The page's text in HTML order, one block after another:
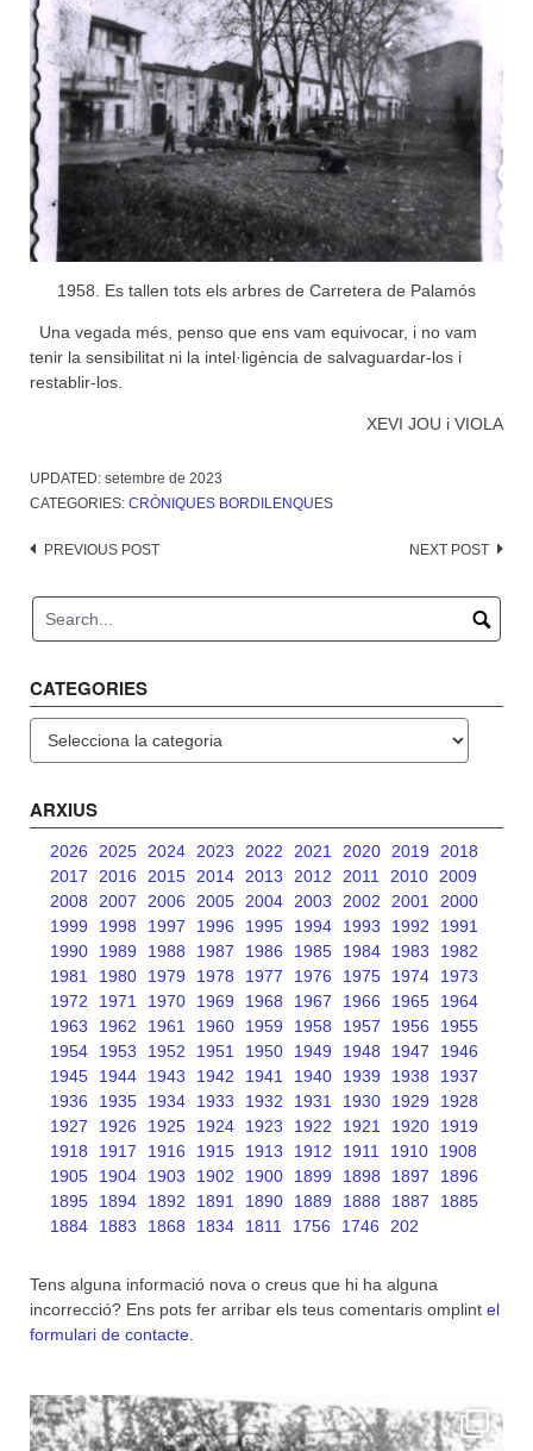
1958. Es tallen tots els arbres de Carretera de Palamós
Una vegada més, penso que ens vam equivocar, i no vam
tenir la sensibilitat ni la intel·ligència de salvaguardar-los i
restablir-los.
XEVI JOU i VIOLA
UPDATED: setembre de 2023
CATEGORIES: CRÒNIQUES BORDILENQUES
Post
PREVIOUS POST NEXT POST
CATEGORIES
ARXIUS
2026 2025 2024 2023 2022 2021 2020 2019
2018
2017
2016 2015 2014 2013 2012 2011 2010
2009
2008
2007 2006 2005 2004 2003 2002 2001
2000
1999
1998 1997 1996 1995 1994 1993 1992
1991
1990
1989 1988 1987 1986 1985 1984 1983
1982
1981
1980 1979 1978 1977 1976 1975 1974
1973
1972
1971 1970 1969 1968 1967 1966 1965
1964
1963
1962 1961 1960 1959 1958 1957 1956
1955
1954
1953 1952 1951 1950 1949 1948 1947
1946
1945
1944 1943 1942 1941 1940 1939 1938
1937
1936
1935 1934 1933 1932 1931 1930 1929
1928
1927
1926 1925 1924 1923 1922 1921 1920
1919
1918
1917 1916 1915 1913 1912 1911 1910
1908
1905
1904 1903 1902 1900 1899 1898 1897
1896
1895
1894 1892 1891 1890 1889 1888 1887
1885
1884
1883 1868 1834 1811 1756 1746 202
Tens alguna informació nova o creus que hi ha alguna
incorrecció? Ens pots fer arribar els teus comentaris omplint el
formulari de contacte